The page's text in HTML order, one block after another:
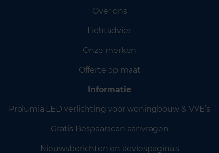
Over ons
Lichtadvies
Onze merken
Offerte op maat
Informatie
Prolumia LED verlichting voor woningbouw & VVE’s
Gratis Bespaarscan aanvragen
Nieuwsberichten en adviespagina’s